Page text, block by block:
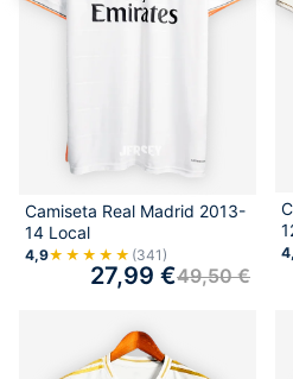
Camiseta Real Madrid 2013-
14 Local
4,9★★★★★ (341)
49,50€
27,99 €